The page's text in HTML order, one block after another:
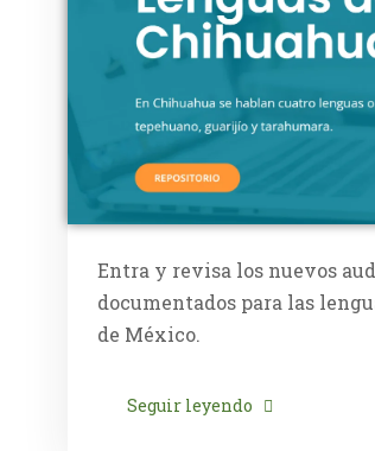
Entra y revisa los nuevos
documentados para las
de México.
Seguir leyendo